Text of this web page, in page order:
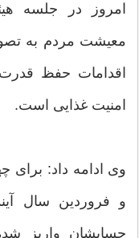
امروز در جلسه
معیشت مردم به
اقدامات حفظ
امنیت غذایی است.
وی ادامه داد: برای
و فروردین سال
حسابشان واریز